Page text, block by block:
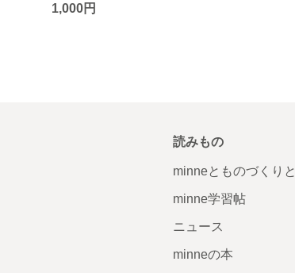
1,000円
読みもの
minneとものづくりと
minne学習帖
ニュース
minneの本